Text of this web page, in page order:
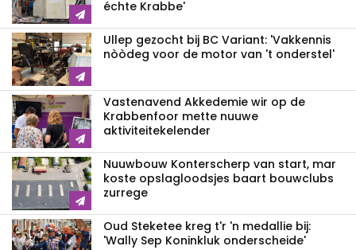
échte Krabbe'
Ullep gezocht bij BC Variant: 'Vakkennis
nòòdeg voor de motor van 't onderstel'
Vastenavend Akkedemie wir op de
Krabbenfoor mette nuuwe
aktiviteitekelender
Nuuwbouw Konterscherp van start, mar
koste opslagloodsjes baart bouwclubs
zurrege
Oud Steketee kreg t'r 'n medallie bij:
'Wally Sep Koninkluk onderscheide'